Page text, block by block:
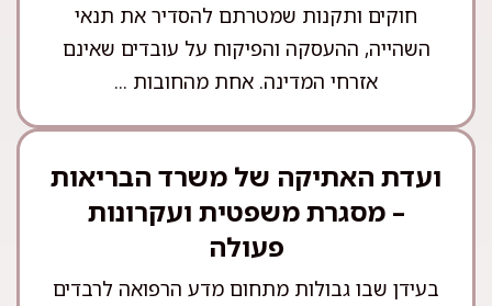
חוקים ותקנות שמטרתם להסדיר את תנאי
השהייה, ההעסקה והפיקוח על עובדים שאינם
אזרחי המדינה. אחת מהחובות ...
ועדת האתיקה של משרד הבריאות
– מסגרת משפטית ועקרונות
פעולה
בעידן שבו גבולות מתחום מדע הרפואה לרבדים